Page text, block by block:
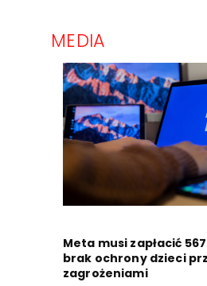
MEDIA
Meta musi zapłacić
brak ochrony dzieci
zagrożeniami